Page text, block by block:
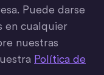
Puede darse
en cualquier
nuestras
Política de